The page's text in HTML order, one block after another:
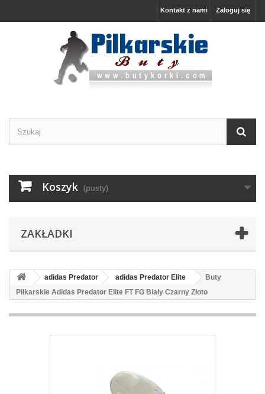
Zaloguj się
Kontakt z nami
Koszyk (pusty)
ZAKŁADKI
adidas Predator adidas Predator Elite
Buty
Piłkarskie Adidas Predator Elite FT FG Biały Czarny Złoto